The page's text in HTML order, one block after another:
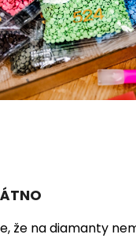
že na diamanty